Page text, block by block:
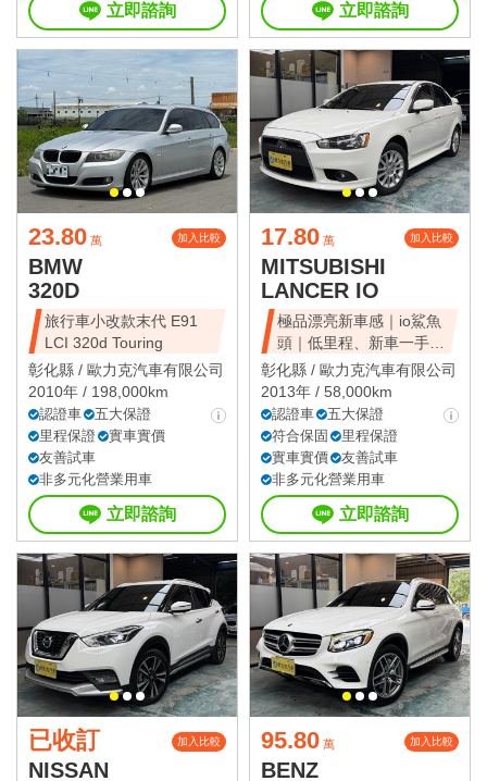
立即諮詢 立即諮詢
23.80 萬 加入比較
BMW
320D
旅行車小改款末代 E91
LCI 320d Touring
彰化縣 / 歐力克汽車有限公司
2010年 / 198,000km
認證車
五大保證
里程保證
實車實價
友善試車
非多元化營業用車
立即諮詢
17.80 萬 加入比較
MITSUBISHI
LANCER IO
極品漂亮新車感｜io鯊魚
頭｜低里程、新車一手、
全車原鈑件
彰化縣 / 歐力克汽車有限公司
2013年 / 58,000km
認證車
五大保證
符合保固
里程保證
實車實價
友善試車
非多元化營業用車
立即諮詢
已收訂 加入比較
NISSAN
95.80 萬 加入比較
BENZ